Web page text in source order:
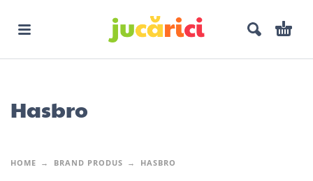
Hasbro
HOME BRAND PRODUS HASBRO